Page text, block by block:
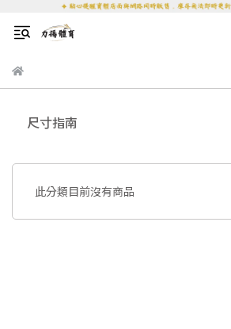
尺寸指南
此分類目前沒有商品